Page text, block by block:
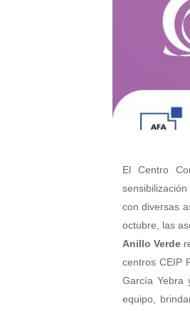
El Centro
con diversas
octubre, las
Anillo Verde
centros CEIP
García Yebra
equipo,